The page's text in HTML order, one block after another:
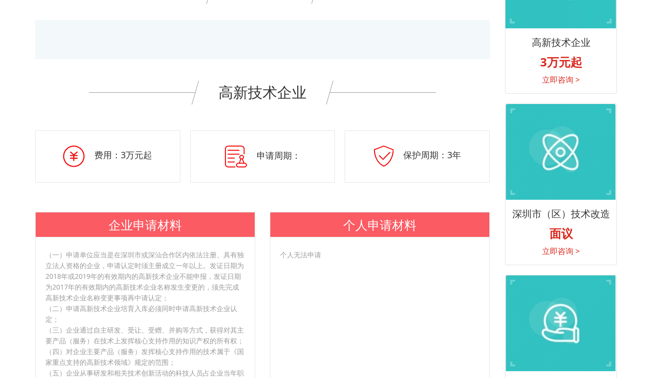
高新技术企业
费用：3万元起 申请周期： 保护周期：3年
企业申请材料
（一）申请单位应当是在深圳市或深汕合作区内依法注册、具有独
立法人资格的企业，申请认定时须主册成立一年以上。发证日期为
2018年或2019年的有效期内的高新技术企业不能申报，发证日期
为2017年的有效期内的高新技术企业名称发生变更的，须先完成
高新技术企业名称变更事项再中请认定；
（二）申请高新技术企业培育入库必须同时申请高新技术企业认
定；
（三）企业通过自主研发、受让、受赠、并购等方式，获得对其主
要产品（服务）在技术上发挥核心支持作用的知识产权的所有权；
（四）对企业主要产品（服务）发挥核心支持作用的技术属于《国
家重点支持的高新技术领域》规定的范围；
（五）企业从事研发和相关技术创新活动的科技人员占企业当年职
个人申请材料
个人无法申请
高新技术企业
3万元起
立即咨询 >
深圳市（区）技术改造
面议
立即咨询 >